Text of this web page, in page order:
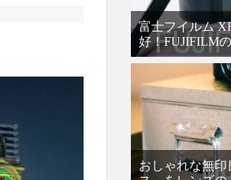
富士フイルム
好！FUJIFILM
おしゃれな無